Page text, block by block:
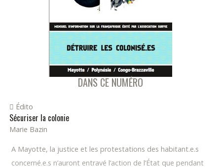
DANS CE NUMÉRO
Édito
Sécuriser la colonie
Marie Bazin
A Mayotte, la justice et les protestations des habitant.e.s
concerné.e.s n’auront entravé l’action de l’État que pendant